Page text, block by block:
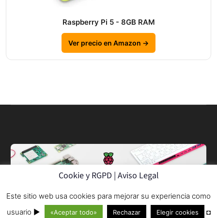
Raspberry Pi 5 - 8GB RAM
Ver precio en Amazon →
© 2013–2026
Cookie y RGPD | Aviso Legal
Este sitio web usa cookies para mejorar su experiencia como
usuario ►
«Aceptar todo» Rechazar Elegir cookies ◘